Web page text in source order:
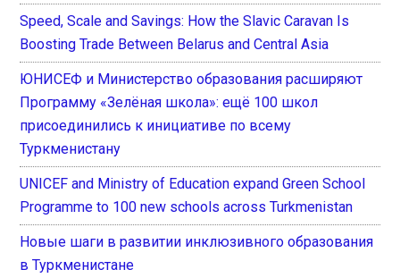
Speed, Scale and Savings: How the Slavic Caravan Is
Boosting Trade Between Belarus and Central Asia
ЮНИСЕФ и Министерство образования расширяют
Программу «Зелёная школа»: ещё 100 школ
присоединились к инициативе по всему
Туркменистану
UNICEF and Ministry of Education expand Green School
Programme to 100 new schools across Turkmenistan
Новые шаги в развитии инклюзивного образования
в Туркменистане